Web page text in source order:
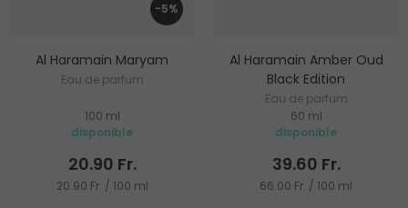
-5%
Al Haramain Maryam
Eau de parfum
100 ml
disponible
20.90 Fr.
20.90 Fr. / 100 ml
Al Haramain Amber Oud
Black Edition
Eau de parfum
60 ml
disponible
39.60 Fr.
66.00 Fr. / 100 ml